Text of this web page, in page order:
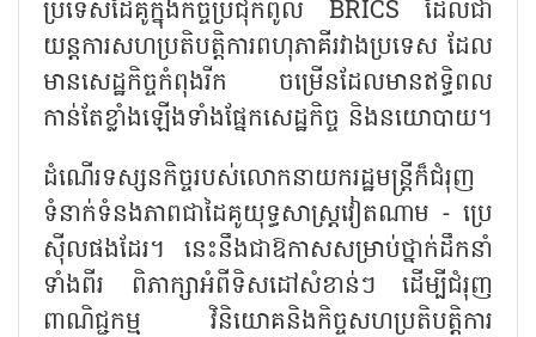
ប្រទេសដៃគូក្នុងកិច្ចប្រជុំកំពូល BRICS ដែលជា
យន្តការសហប្រតិបត្តិការពហុភាគីរវាងប្រទេស ដែល
មានសេដ្ឋកិច្ចកំពុងរីក ចម្រើនដែលមានឥទ្ធិពល
កាន់តែខ្លាំងឡើងទាំងផ្នែកសេដ្ឋកិច្ច និងនយោបាយ។
ដំណើរទស្សនកិច្ចរបស់លោកនាយករដ្ឋមន្ត្រីក៏ជំរុញ
ទំនាក់ទំនងភាពជាដៃគូយុទ្ធសាស្ត្រវៀតណាម - ប្រេ
ស៊ីលផងដែរ។ នេះនឹងជាឱកាសសម្រាប់ថ្នាក់ដឹកនាំ
ទាំងពីរ ពិភាក្សាអំពីទិសដៅសំខាន់ៗ ដើម្បីជំរុញ
ពាណិជ្ជកម្ម វិនិយោគនិងកិច្ចសហប្រតិបត្តិការ